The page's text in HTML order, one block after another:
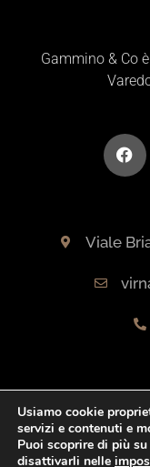
Gammino & Co
Viale
Usiamo cookie
servizi e contenuti e
Puoi scoprire di più
disattivarli nelle